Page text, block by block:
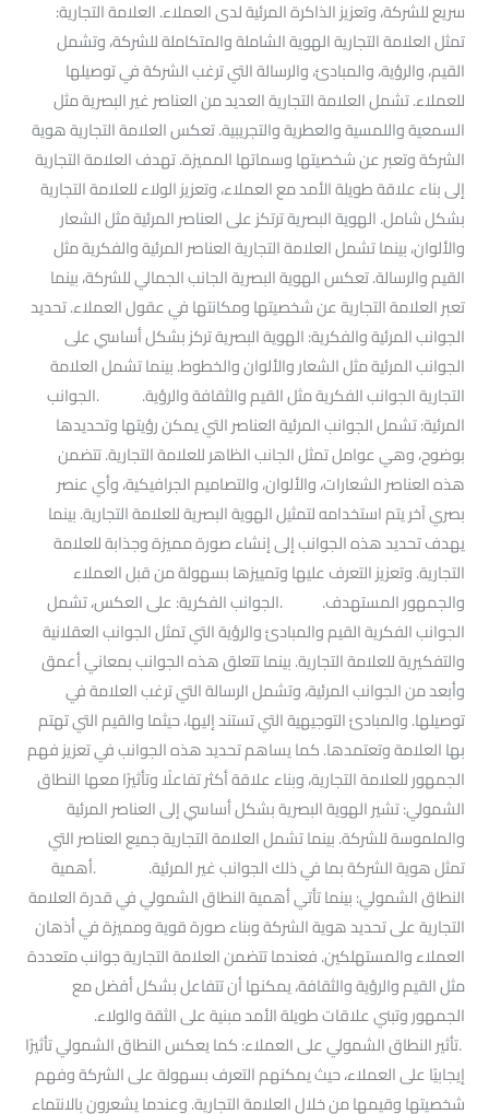
سريع للشركة، وتعزيز الذاكرة المرئية لدى العملاء. العلامة التجارية:
تمثل العلامة التجارية الهوية الشاملة والمتكاملة للشركة، وتشمل
القيم، والرؤية، والمبادئ، والرسالة التي ترغب الشركة في توصيلها
للعملاء. تشمل العلامة التجارية العديد من العناصر غير البصرية مثل
السمعية واللمسية والعطرية والتجريبية. تعكس العلامة التجارية هوية
الشركة وتعبر عن شخصيتها وسماتها المميزة. تهدف العلامة التجارية
إلى بناء علاقة طويلة الأمد مع العملاء، وتعزيز الولاء للعلامة التجارية
بشكل شامل. الهوية البصرية ترتكز على العناصر المرئية مثل الشعار
والألوان، بينما تشمل العلامة التجارية العناصر المرئية والفكرية مثل
القيم والرسالة. تعكس الهوية البصرية الجانب الجمالي للشركة، بينما
تعبر العلامة التجارية عن شخصيتها ومكانتها في عقول العملاء. تحديد
الجوانب المرئية والفكرية: الهوية البصرية تركز بشكل أساسي على
الجوانب المرئية مثل الشعار والألوان والخطوط. بينما تشمل العلامة
التجارية الجوانب الفكرية مثل القيم والثقافة والرؤية. .الجوانب
المرئية: تشمل الجوانب المرئية العناصر التي يمكن رؤيتها وتحديدها
بوضوح، وهي عوامل تمثل الجانب الظاهر للعلامة التجارية. تتضمن
هذه العناصر الشعارات، والألوان، والتصاميم الجرافيكية، وأي عنصر
بصري آخر يتم استخدامه لتمثيل الهوية البصرية للعلامة التجارية. بينما
يهدف تحديد هذه الجوانب إلى إنشاء صورة مميزة وجذابة للعلامة
التجارية. وتعزيز التعرف عليها وتمييزها بسهولة من قبل العملاء
والجمهور المستهدف. .الجوانب الفكرية: على العكس، تشمل
الجوانب الفكرية القيم والمبادئ والرؤية التي تمثل الجوانب العقلانية
والتفكيرية للعلامة التجارية. بينما تتعلق هذه الجوانب بمعاني أعمق
وأبعد من الجوانب المرئية، وتشمل الرسالة التي ترغب العلامة في
توصيلها. والمبادئ التوجيهية التي تستند إليها، حيثما والقيم التي تهتم
بها العلامة وتعتمدها. كما يساهم تحديد هذه الجوانب في تعزيز فهم
الجمهور للعلامة التجارية، وبناء علاقة أكثر تفاعلًا وتأثيرًا معها النطاق
الشمولي: تشير الهوية البصرية بشكل أساسي إلى العناصر المرئية
والملموسة للشركة. بينما تشمل العلامة التجارية جميع العناصر التي
تمثل هوية الشركة بما في ذلك الجوانب غير المرئية. .أهمية
النطاق الشمولي: بينما تأتي أهمية النطاق الشمولي في قدرة العلامة
التجارية على تحديد هوية الشركة وبناء صورة قوية ومميزة في أذهان
العملاء والمستهلكين. فعندما تتضمن العلامة التجارية جوانب متعددة
مثل القيم والرؤية والثقافة، يمكنها أن تتفاعل بشكل أفضل مع
الجمهور وتبني علاقات طويلة الأمد مبنية على الثقة والولاء.
.تأثير النطاق الشمولي على العملاء: كما يعكس النطاق الشمولي تأثيرًا
إيجابيًا على العملاء، حيث يمكنهم التعرف بسهولة على الشركة وفهم
شخصيتها وقيمها من خلال العلامة التجارية. وعندما يشعرون بالانتماء